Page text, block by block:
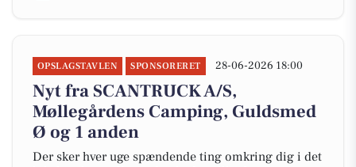
OPSLAGSTAVLEN SPONSORERET 28-06-2026 18:00
Nyt fra SCANTRUCK A/S,
Møllegårdens Camping, Guldsmed
Ø og 1 anden
Der sker hver uge spændende ting omkring dig i det